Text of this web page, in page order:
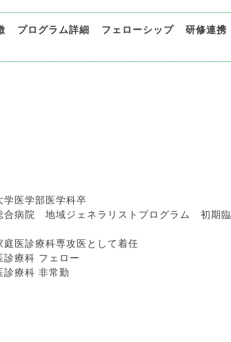
プログラム詳細 フェローシップ 研修連携
医学部医学科卒
病院 地域ジェネラリストプログラム 初期臨
医診療科専攻医として着任
療科 フェロー
療科 非常勤